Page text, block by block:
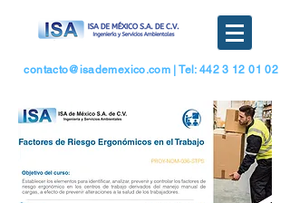
contacto@isademexico.com | Tel: 442 3 12 01 02